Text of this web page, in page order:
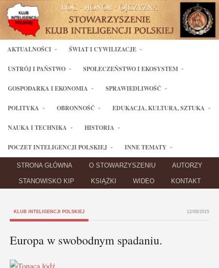
AKTUALNOŚCI ŚWIAT I CYWILIZACJE
USTRÓJ I PAŃSTWO SPOŁECZEŃSTWO I EKOSYSTEM
GOSPODARKA I EKONOMIA SPRAWIEDLIWOŚĆ
POLITYKA OBRONNOŚĆ EDUKACJA, KULTURA, SZTUKA
NAUKA I TECHNIKA HISTORIA
POCZET INTELIGENCJI POLSKIEJ INNE TEMATY
STRONA GŁÓWNA O STOWARZYSZENIU AUTORZY
STANOWISKO KIP KSIĄŻKI WIDEO KONTAKT
KLUB INTELIGENCJI POLSKIEJ 12/09/2015
Europa w swobodnym spadaniu.